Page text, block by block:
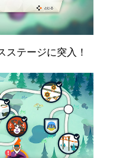
テージに突入！